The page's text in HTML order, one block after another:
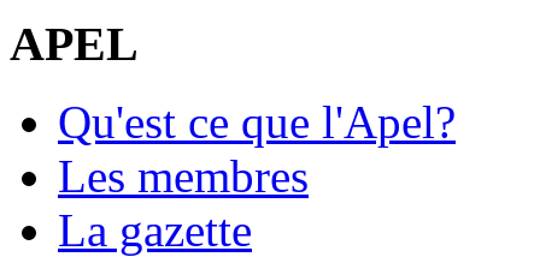
APEL
Qu'est ce que l'Apel?
Les membres
La gazette